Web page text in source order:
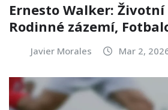
Ernesto Walker:
Rodinné zázemí,
Javier Morales Mar 2,